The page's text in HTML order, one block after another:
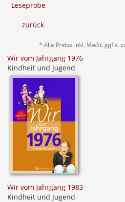
Leseprobe
zurück
* Alle Preise inkl. MwSt. ggfls.
Wir vom Jahrgang 1976
Kindheit und Jugend
Wir vom Jahrgang 1983
Kindheit und Jugend